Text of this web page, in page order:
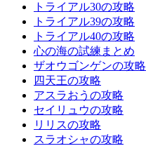
トライアル30の攻略
トライアル39の攻略
トライアル40の攻略
心の海の試練まとめ
ザオウゴンゲンの攻略
四天王の攻略
アスラおうの攻略
セイリュウの攻略
リリスの攻略
スラオシャの攻略